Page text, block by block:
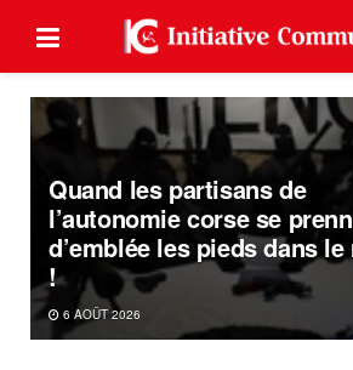
Quand les partisans de
l’autonomie corse se
d’emblée les pieds dans
!
6 AOÛT 2026